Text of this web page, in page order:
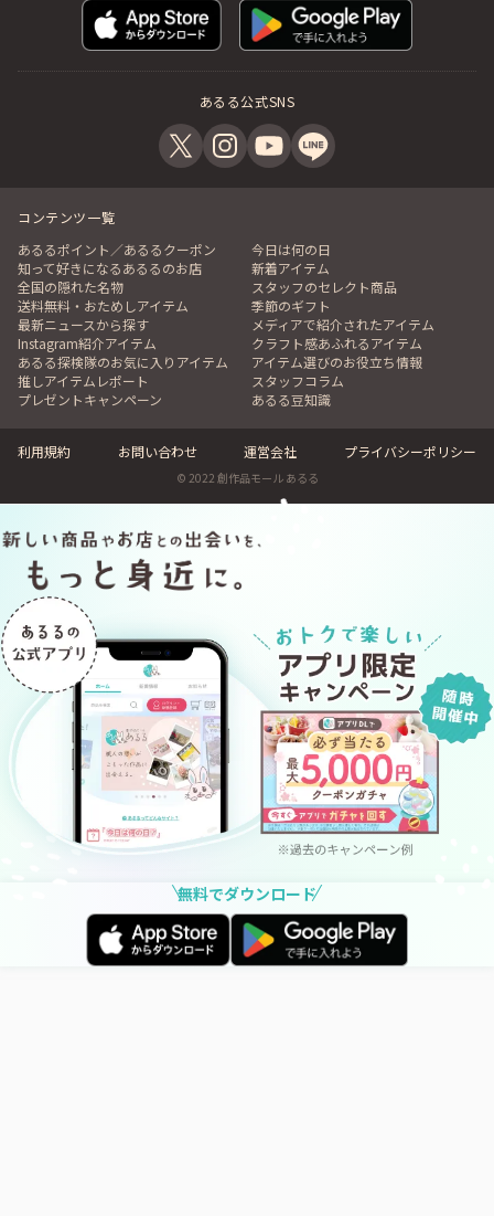
あるる公式SNS
コンテンツ一覧
あるるポイント／あるるクーポン
今日は何の日
知って好きになるあるるのお店
新着アイテム
全国の隠れた名物
スタッフのセレクト商品
送料無料・おためしアイテム
季節のギフト
最新ニュースから探す
メディアで紹介されたアイテム
Instagram紹介アイテム
クラフト感あふれるアイテム
あるる探検隊のお気に入りアイテム
アイテム選びのお役立ち情報
推しアイテムレポート
スタッフコラム
プレゼントキャンペーン
あるる豆知識
利用規約 お問い合わせ 運営会社 プライバシーポリシー
© 2022 創作品モール あるる
無料でダウンロード